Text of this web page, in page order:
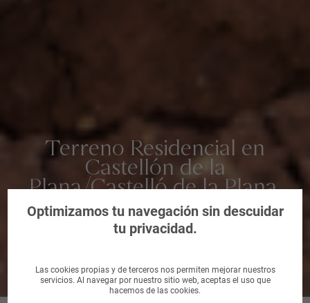
Terreno Residencial en
Castellón de la
Plana/Castelló de la Plana,
Castellón/Castelló
Optimizamos tu navegación sin descuidar
tu privacidad.
Las cookies propias y de terceros nos permiten mejorar nuestros
servicios. Al navegar por nuestro sitio web, aceptas el uso que
hacemos de las cookies.